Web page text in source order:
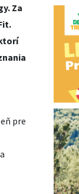
Za
pre